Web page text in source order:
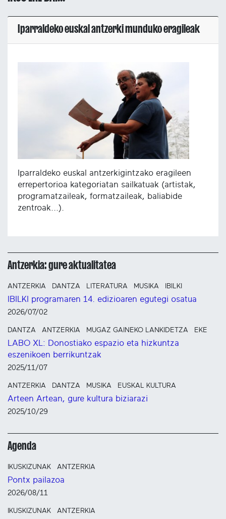
Iparraldeko euskal antzerki munduko eragileak
Iparraldeko euskal antzerkigintzako eragileen
errepertorioa kategoriatan sailkatuak (artistak,
programatzaileak, formatzaileak, baliabide
zentroak...).
Antzerkia: gure aktualitatea
ANTZERKIA DANTZA LITERATURA MUSIKA IBILKI
IBILKI programaren 14. edizioaren egutegi osatua
2026/07/02
DANTZA ANTZERKIA MUGAZ GAINEKO LANKIDETZA EKE
LABO XL: Donostiako espazio eta hizkuntza
eszenikoen berrikuntzak
2025/11/07
ANTZERKIA DANTZA MUSIKA EUSKAL KULTURA
Arteen Artean, gure kultura biziarazi
2025/10/29
Agenda
IKUSKIZUNAK ANTZERKIA
Pontx pailazoa
2026/08/11
IKUSKIZUNAK ANTZERKIA